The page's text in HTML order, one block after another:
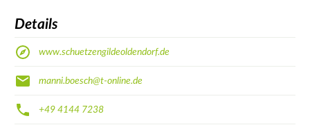
Details
www.schuetzengildeoldendorf.de
manni.boesch@t-online.de
+49 4144 7238